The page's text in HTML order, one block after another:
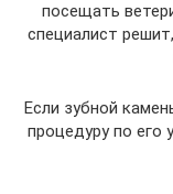
посещать
специалист
Если зубной
процедуру по его